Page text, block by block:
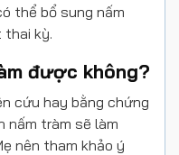
thể bổ sung nấm
thai kỳ.
được không?
cứu hay bằng chứng
nấm tràm sẽ làm
nên tham khảo ý